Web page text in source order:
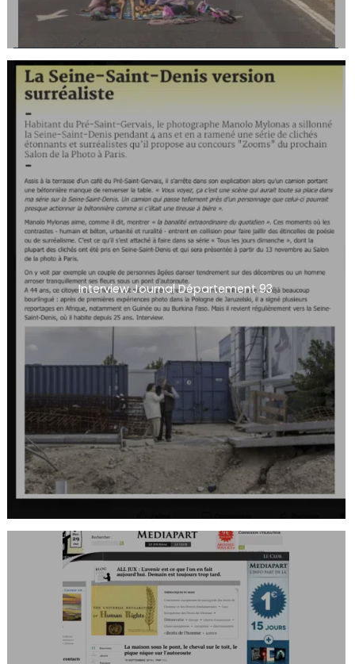
Interview Journal Département 93